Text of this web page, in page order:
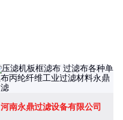
河南永鼎过滤设备有限公司